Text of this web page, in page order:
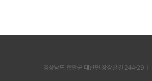
경상남도 함안군 대산면 장장골길 244-29